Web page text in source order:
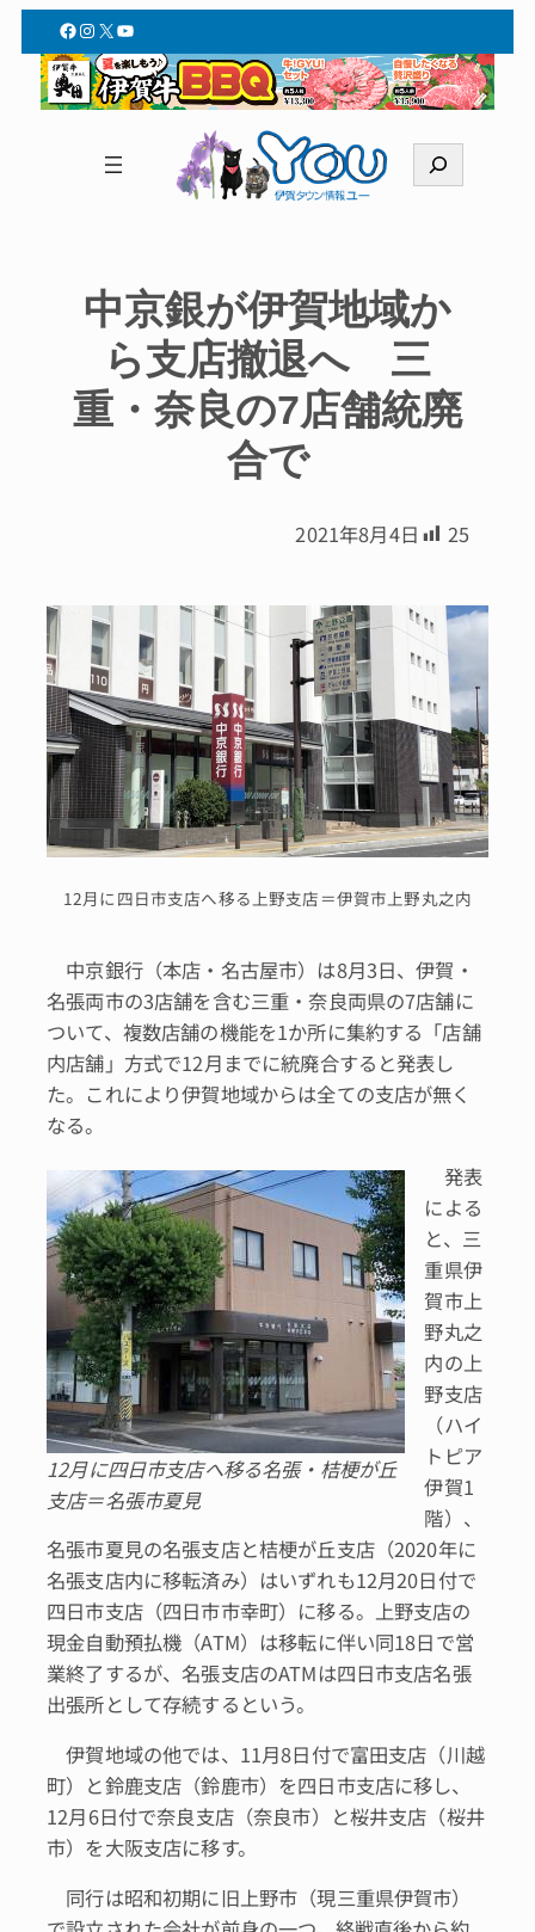
Facebook
Instagram
X YouTube
索
中京銀が伊賀地域か
ら支店撤退へ 三
重・奈良の7店舗統廃
合で
2021年8月4日 25
12月に四日市支店へ移る上野支店＝伊賀市上野丸之内
中京銀行（本店・名古屋市）は8月3日、伊賀・
名張両市の3店舗を含む三重・奈良両県の7店舗に
ついて、複数店舗の機能を1か所に集約する「店舗
内店舗」方式で12月までに統廃合すると発表し
た。これにより伊賀地域からは全ての支店が無く
なる。
12月に四日市支店へ移る名張・桔梗が丘
支店＝名張市夏見
発表
による
と、三
重県伊
賀市上
野丸之
内の上
野支店
（ハイ
トピア
伊賀1
階）、
名張市夏見の名張支店と桔梗が丘支店（2020年に
名張支店内に移転済み）はいずれも12月20日付で
四日市支店（四日市市幸町）に移る。上野支店の
現金自動預払機（ATM）は移転に伴い同18日で営
業終了するが、名張支店のATMは四日市支店名張
出張所として存続するという。
伊賀地域の他では、11月8日付で富田支店（川越
町）と鈴鹿支店（鈴鹿市）を四日市支店に移し、
12月6日付で奈良支店（奈良市）と桜井支店（桜井
市）を大阪支店に移す。
同行は昭和初期に旧上野市（現三重県伊賀市）